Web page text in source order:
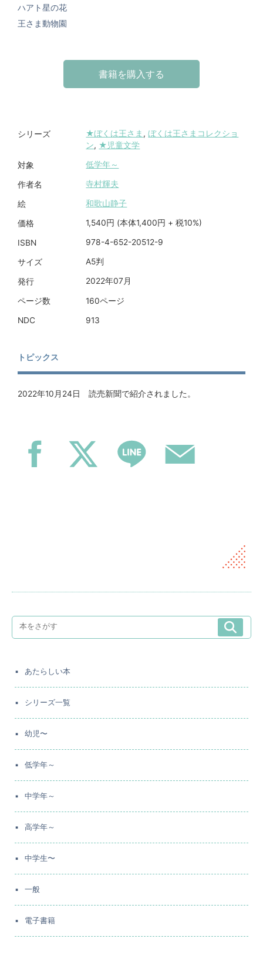
ハアト星の花
王さま動物園
書籍を購入する
シリーズ ★ぼくは王さま ,ぼくは王さまコレクショ
ン, ★児童文学
対象 低学年～
作者名 寺村輝夫
絵 和歌山静子
価格 1,540円 (本体1,400円 + 税10%)
ISBN 978-4-652-20512-9
サイズ A5判
発行 2022年07月
ページ数 160ページ
NDC 913
トピックス
2022年10月24日 読売新聞で紹介されました。
あたらしい本
シリーズ一覧
幼児〜
低学年～
中学年～
高学年～
中学生〜
一般
電子書籍